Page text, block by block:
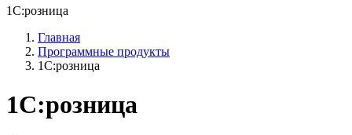
1С:розница
Главная
Программные продукты
1С:розница
1С:розница